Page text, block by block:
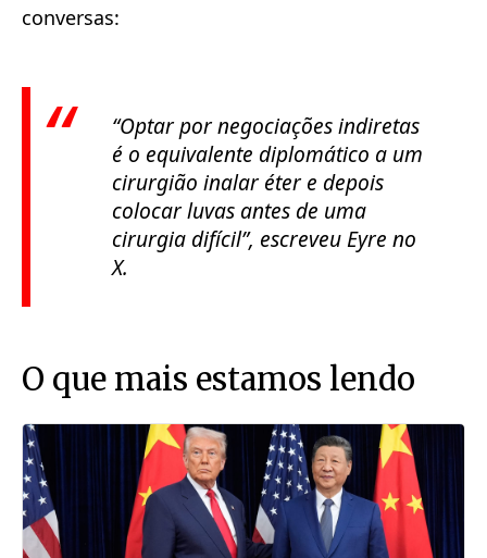
conversas:
“Optar por negociações indiretas
é o equivalente diplomático a um
cirurgião inalar éter e depois
colocar luvas antes de uma
cirurgia difícil”, escreveu Eyre no
X.
O que mais estamos lendo